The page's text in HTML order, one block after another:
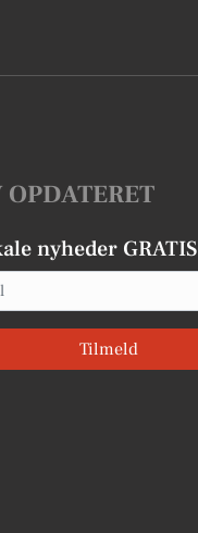
nyheder GRATIS
Tilmeld